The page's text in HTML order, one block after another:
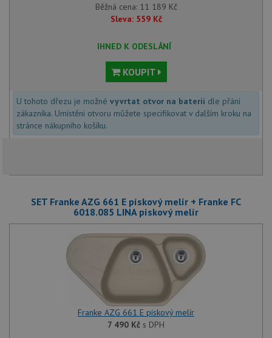
Běžná cena: 11 189 Kč
Sleva: 559 Kč
IHNED K ODESLÁNÍ
KOUPIT
U tohoto dřezu je možné vyvrtat otvor na baterii dle přání
zákazníka. Umístění otvoru můžete specifikovat v dalším kroku na
stránce nákupního košíku.
SET Franke AZG 661 E pískový melír + Franke FC
6018.085 LINA pískový melír
Franke AZG 661 E pískový melír
7 490 Kč s DPH